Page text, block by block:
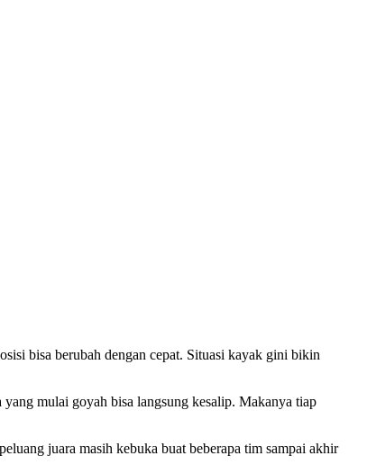
bisa berubah dengan cepat. Situasi kayak gini bikin
mulai goyah bisa langsung kesalip. Makanya tiap
juara masih kebuka buat beberapa tim sampai akhir